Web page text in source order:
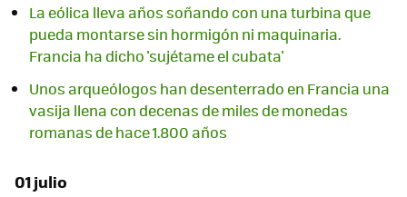
La eólica lleva años soñando con una turbina que
pueda montarse sin hormigón ni maquinaria.
Francia ha dicho 'sujétame el cubata'
Unos arqueólogos han desenterrado en Francia una
vasija llena con decenas de miles de monedas
romanas de hace 1.800 años
01 julio